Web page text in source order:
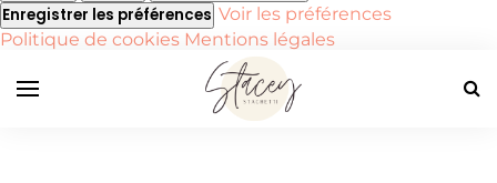
Enregistrer les préférences Voir les préférences
Politique de cookies Mentions légales